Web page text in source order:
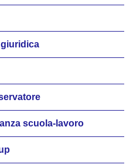
scuola-lavoro